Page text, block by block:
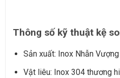
Thông số kỹ thuật kệ
Sản xuất: Inox Nhẫn Vượng
Vật liêu: Inox 304 thương